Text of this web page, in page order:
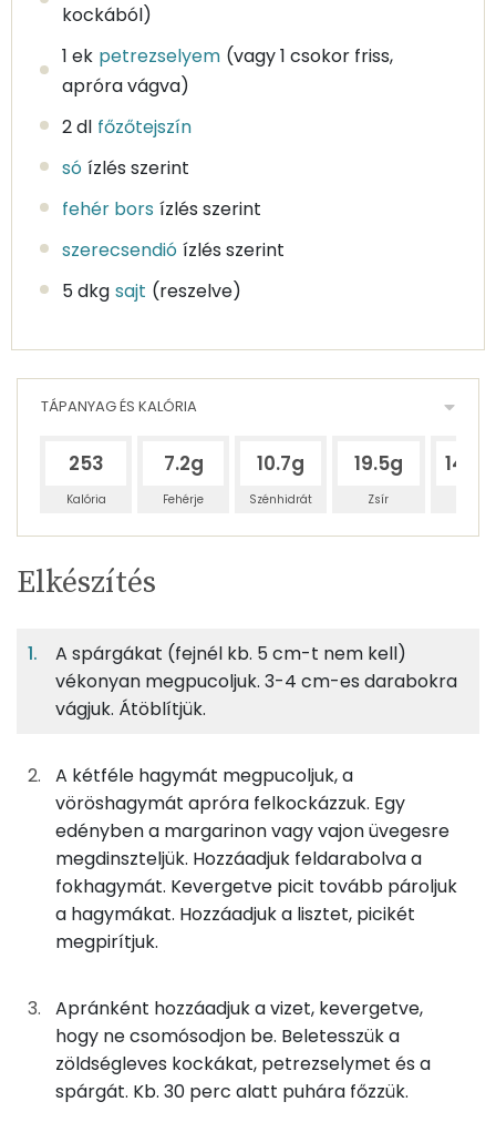
kockából)
1 ek petrezselyem (vagy 1 csokor friss,
apróra vágva)
2 dl főzőtejszín
só ízlés szerint
fehér bors ízlés szerint
szerecsendió ízlés szerint
5 dkg sajt (reszelve)
TÁPANYAG ÉS KALÓRIA
253
Kalória
7.2g
Fehérje
10.7g
Szénhidrát
19.5g
Zsír
Egy
adagban
4%
6%
Szénhidrát
11%
Zsír
13g margarin
90 kcal
23gvöröshagyma
8 kcal
1g fokhagyma
1 kcal
4g finomliszt
175gzöldség alaplé
12 kcal
1gpetrezselyem
0 kcal
50g
főzőtejszín
TÁPANYAGTARTALOM
Egy
adagban
4
adagban
100
grammban
TOP ásványi anyagok
Nátrium
Kálcium
Foszfor
Magnézium
Szelén
TOP vitaminok
Elkészítés
A spárgákat (fejnél kb. 5 cm-t nem kell)
vékonyan megpucoljuk. 3-4 cm-es darabokra
vágjuk. Átöblítjük.
A kétféle hagymát megpucoljuk, a
vöröshagymát apróra felkockázzuk. Egy
edényben a margarinon vagy vajon üvegesre
megdinszteljük. Hozzáadjuk feldarabolva a
fokhagymát. Kevergetve picit tovább pároljuk
a hagymákat. Hozzáadjuk a lisztet, picikét
megpirítjuk.
Apránként hozzáadjuk a vizet, kevergetve,
hogy ne csomósodjon be. Beletesszük a
zöldségleves kockákat, petrezselymet és a
spárgát. Kb. 30 perc alatt puhára főzzük.